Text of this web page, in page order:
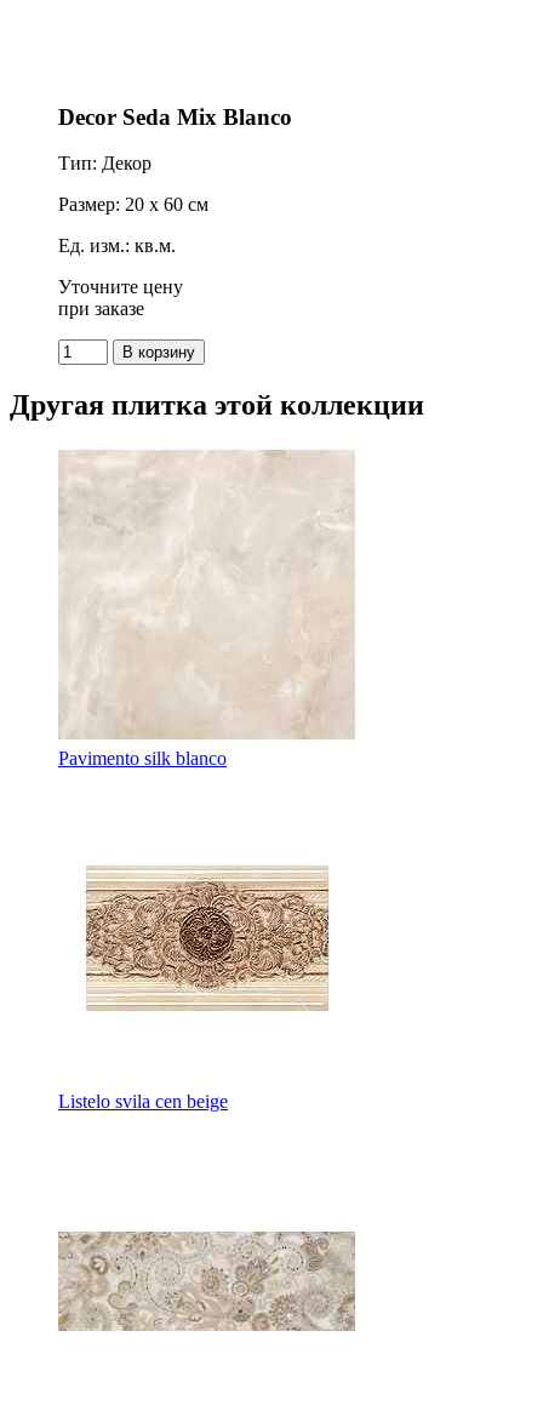
Decor Seda Mix Blanco
Тип: Декор
Размер: 20 x 60 см
Ед. изм.: кв.м.
Уточните цену
при заказе
Другая плитка этой коллекции
Pavimento silk blanco
Listelo svila cen beige